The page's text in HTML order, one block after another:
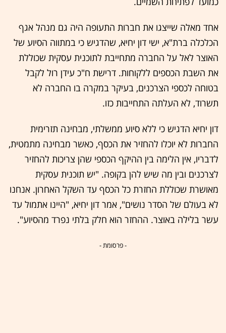
אחד מאלה שייצגו את חברות התעופה היה גם מנהל אגף
הכלכלה ברת"א, ישי דון יחיא, שהדגיש כי במתווה הסיוע של
האוצר לאל על החברה מתחייבת לתוכנית עסקית שכוללת
את השבת הכספים ללקוחות. דרישת ח"כ עידן רול לקבל
בטוחה לכספי הצרכנים, בעיקר במקרה בו החברה לא
תשרוד, לא העלתה התחייבות כזו.
דון יחיא הדגיש כי ללא סיוע ממשלתי, מבחינה תזרימית
החברות לא יוכלו להחזיר את הכסף, כאשר מבחינה מתמטית,
לדבריו, אין הלימה בין ההיקף הכספי שהן צריכות להחזיר
לצרכנים ובין מה שיש להן בקופה. "יש תוכנית עסקית
מאושרת שכוללת החזרת כל הכסף עד השקל האחרון. אנחנו
לא בעולם של הסדר נושים", אמר דון יחיא, "היינו אתמול עד
עשר בלילה באוצר. ההחזר הוא חלק בלתי נפרד מהסיוע".
- פרסומת -